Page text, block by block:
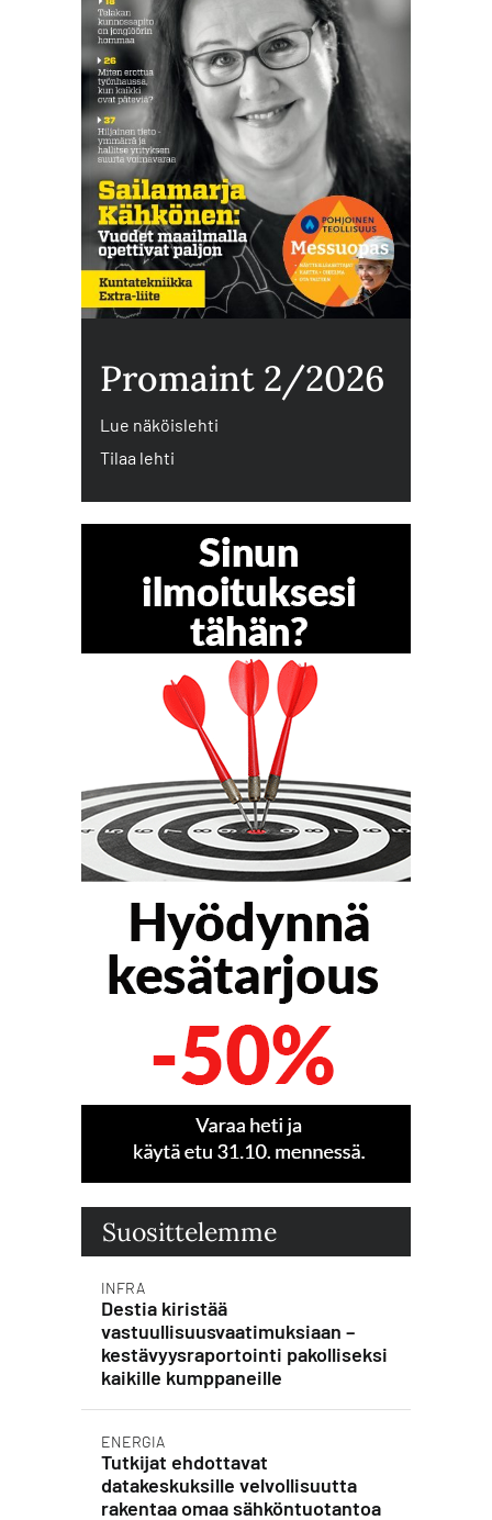
Promaint 2/2026
Lue näköislehti
Tilaa lehti
Suosittelemme
INFRA
Destia kiristää
vastuullisuusvaatimuksiaan –
kestävyysraportointi pakolliseksi
kaikille kumppaneille
ENERGIA
Tutkijat ehdottavat
datakeskuksille velvollisuutta
rakentaa omaa sähköntuotantoa